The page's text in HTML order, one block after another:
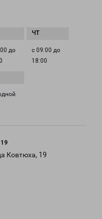
до
с 09:00 до
18:00
Ковтюха, 19